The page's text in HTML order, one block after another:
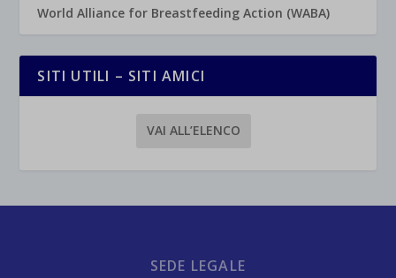
World Alliance for Breastfeeding Action (WABA)
SITI UTILI – SITI AMICI
VAI ALL’ELENCO
SEDE LEGALE